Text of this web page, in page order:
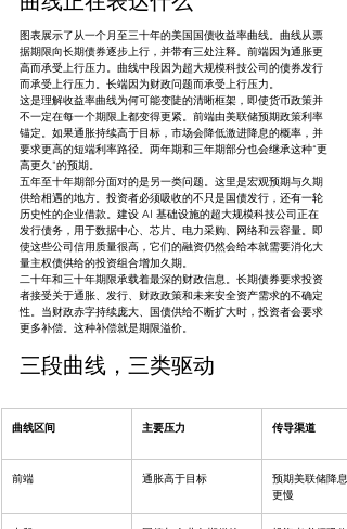
图表展示了从一个月至三十年的美国国债收益率曲线。曲线从票
据期限向长期债券逐步上行，并带有三处注释。前端因为通胀更
高而承受上行压力。曲线中段因为超大规模科技公司的债券发行
而承受上行压力。长端因为财政问题而承受上行压力。
这是理解收益率曲线为何可能变陡的清晰框架，即使货币政策并
不一定在每一个期限上都变得更紧。前端由美联储预期政策利率
锚定。如果通胀持续高于目标，市场会降低激进降息的概率，并
要求更高的短端利率路径。两年期和三年期部分也会继承这种“更
高更久”的预期。
五年至十年期部分面对的是另一类问题。这里是宏观预期与久期
供给相遇的地方。投资者必须吸收的不只是国债发行，还有一轮
历史性的企业借款。建设 AI 基础设施的超大规模科技公司正在
发行债务，用于数据中心、芯片、电力采购、网络和云容量。即
使这些公司信用质量很高，它们的融资仍然会给本就需要消化大
量主权债供给的投资组合增加久期。
二十年和三十年期限承载着最深的财政信息。长期债券要求投资
者接受关于通胀、发行、财政政策和未来安全资产需求的不确定
性。当财政赤字持续庞大、国债供给不断扩大时，投资者会要求
更多补偿。这种补偿就是期限溢价。
三段曲线，三类驱动
曲线区间 主要压力 传导渠道
前端 通胀高于目标
预期美联储降息
更慢